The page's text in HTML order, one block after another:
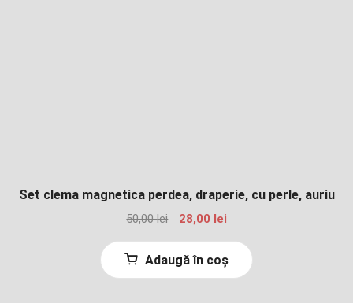
Set clema magnetica perdea, draperie, cu perle, auriu
50,00lei
Prețul
a
fost:
28,00 leiPrețul
este:
28,00 lei.
Adaugă în coș